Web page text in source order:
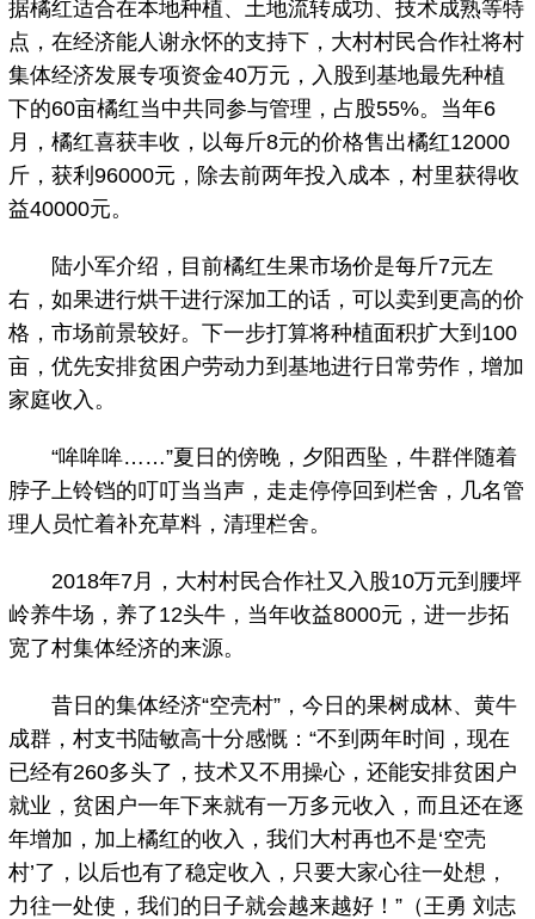
据橘红适合在本地种植、土地流转成功、技术成熟等特
点，在经济能人谢永怀的支持下，大村村民合作社将村
集体经济发展专项资金40万元，入股到基地最先种植
下的60亩橘红当中共同参与管理，占股55%。当年6
月，橘红喜获丰收，以每斤8元的价格售出橘红12000
斤，获利96000元，除去前两年投入成本，村里获得收
益40000元。
陆小军介绍，目前橘红生果市场价是每斤7元左
右，如果进行烘干进行深加工的话，可以卖到更高的价
格，市场前景较好。下一步打算将种植面积扩大到100
亩，优先安排贫困户劳动力到基地进行日常劳作，增加
家庭收入。
“哞哞哞……”夏日的傍晚，夕阳西坠，牛群伴随着
脖子上铃铛的叮叮当当声，走走停停回到栏舍，几名管
理人员忙着补充草料，清理栏舍。
2018年7月，大村村民合作社又入股10万元到腰坪
岭养牛场，养了12头牛，当年收益8000元，进一步拓
宽了村集体经济的来源。
昔日的集体经济“空壳村”，今日的果树成林、黄牛
成群，村支书陆敏高十分感慨：“不到两年时间，现在
已经有260多头了，技术又不用操心，还能安排贫困户
就业，贫困户一年下来就有一万多元收入，而且还在逐
年增加，加上橘红的收入，我们大村再也不是‘空壳
村’了，以后也有了稳定收入，只要大家心往一处想，
力往一处使，我们的日子就会越来越好！”（王勇 刘志